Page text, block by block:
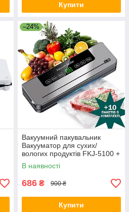
Купити
–24%
Вакуумний пакувальник
Вакууматор для сухих/
вологих продуктів FKJ-5100 +
10 пакетів Електричний із
вбудованим різаком та
В наявності
686 ₴ 900 ₴
Купити